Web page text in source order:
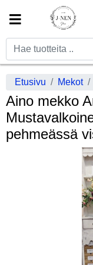
Etusivu Mekot
Aino mekko
pehmeässä